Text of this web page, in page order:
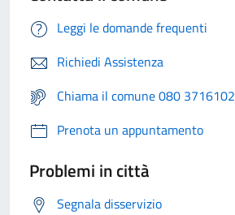
Leggi le domande frequenti
Richiedi Assistenza
Chiama il comune 080 3716102
Prenota un appuntamento
Problemi in città
Segnala disservizio